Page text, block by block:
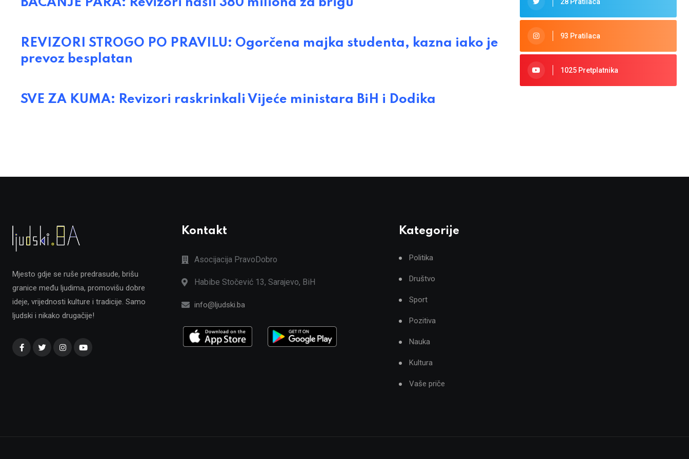
REVIZORI STROGO PO PRAVILU: Ogorčena majka studenta, kazna iako je
prevoz besplatan
SVE ZA KUMA: Revizori raskrinkali Vijeće ministara BiH i Dodika
93 Pratilaca
1025 Pretplatnika
Mjesto gdje se ruše predrasude, brišu
granice među ljudima, promovišu dobre
ideje, vrijednosti kulture i tradicije. Samo
ljudski i nikako drugačije!
Kontakt
Asocijacija PravoDobro
Habibe Stočević 13, Sarajevo, BiH
info@ljudski.ba
Kategorije
Politika
Društvo
Sport
Pozitiva
Nauka
Kultura
Vaše priče